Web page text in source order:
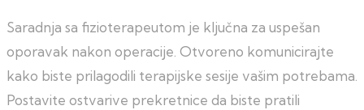
Saradnja sa fizioterapeutom je ključna za uspešan
oporavak nakon operacije. Otvoreno komunicirajte
kako biste prilagodili terapijske sesije vašim potrebama.
Postavite ostvarive prekretnice da biste pratili